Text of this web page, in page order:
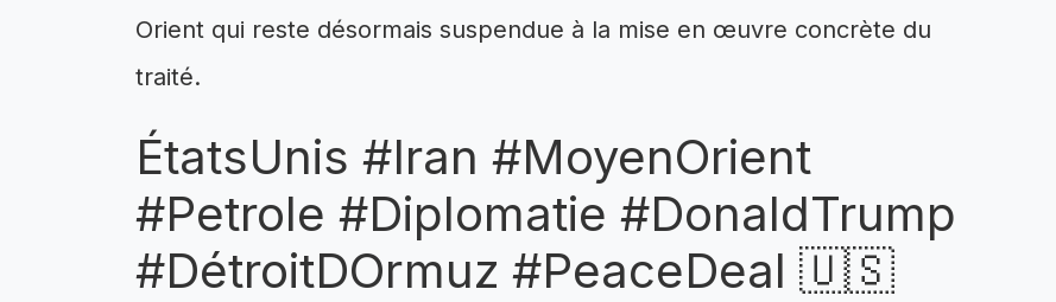
Orient qui reste désormais suspendue à la mise en œuvre concrète du
traité.
ÉtatsUnis #Iran #MoyenOrient
#Petrole #Diplomatie #DonaldTrump
#DétroitDOrmuz #PeaceDeal 🇺🇸